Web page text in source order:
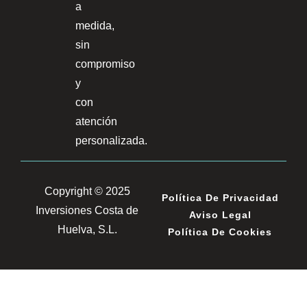
a
medida,
sin
compromiso
y
con
atención
personalizada.
Copyright © 2025
Inversiones Costa de
Huelva, S.L.
Política De Privacidad
Aviso Legal
Política De Cookies